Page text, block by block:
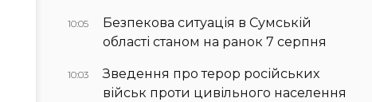
10:05
Безпекова ситуація в Сумській
області станом на ранок 7 серпня
10:03
Зведення про терор російських
військ проти цивільного населення